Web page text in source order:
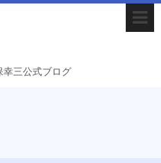
幸三公式ブログ